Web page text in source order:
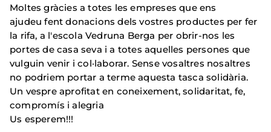
Moltes gràcies a totes les empreses que ens
ajudeu fent donacions dels vostres productes per fer
la rifa, a l'escola Vedruna Berga per obrir-nos les
portes de casa seva i a totes aquelles persones que
vulguin venir i col·laborar. Sense vosaltres nosaltres
no podriem portar a terme aquesta tasca solidària.
Un vespre aprofitat en coneixement, solidaritat, fe,
compromís i alegria
Us esperem!!!